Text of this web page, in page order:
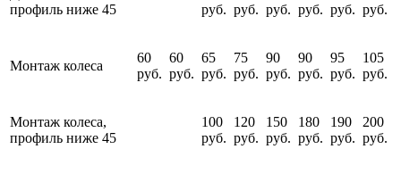
профиль ниже 45
руб. руб. руб. руб. руб. руб.
Монтаж колеса
60
руб.
60
руб.
65
руб.
75
руб.
90
руб.
90
руб.
95
руб.
105
руб.
Монтаж колеса,
профиль ниже 45
100
руб.
120
руб.
150
руб.
180
руб.
190
руб.
200
руб.